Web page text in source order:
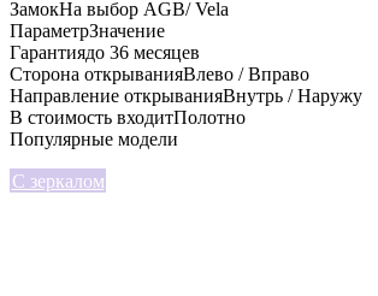
ЗамокНа выбор AGB/ Vela
ПараметрЗначение
Гарантиядо 36 месяцев
Сторона открыванияВлево / Вправо
Направление открыванияВнутрь / Наружу
В стоимость входитПолотно
Популярные модели
С зеркалом